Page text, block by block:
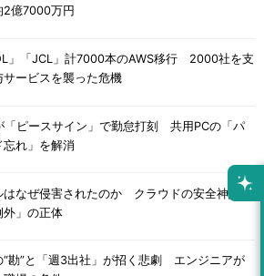
2億7000万円
」「JCL」計7000本のAWS移行 2000社を支
サービスを襲った危機
「ピースサイン」で勤怠打刻 共用PCの「パ
忘れ」を解消
はなぜ侵害されたのか クラウドの安全神話を
外」の正体
“勘”と「週3出社」が招く悲劇 エンジニアが